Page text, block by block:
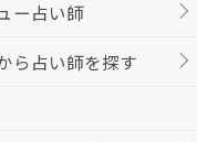
ー占い師
ら占い師を探す